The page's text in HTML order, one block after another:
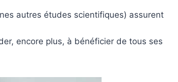
autres études scientifiques) assurent
encore plus, à bénéficier de tous ses